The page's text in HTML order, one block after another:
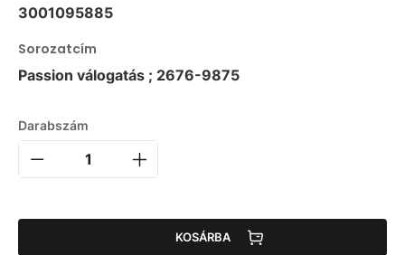
3001095885
Sorozatcím
Passion válogatás ; 2676-9875
Darabszám
KOSÁRBA